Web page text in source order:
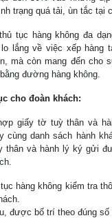
trạng quá tải, ùn tắc tại
tục hàng không đa
lắng về việc xếp hàng
mà còn mang đến cho
đường hàng không.
cho đoàn khách:
giấy tờ tuỳ thân và
cùng danh sách hành
thân và hành lý ký gửi
hàng không kiểm tra
được bố trí theo đúng